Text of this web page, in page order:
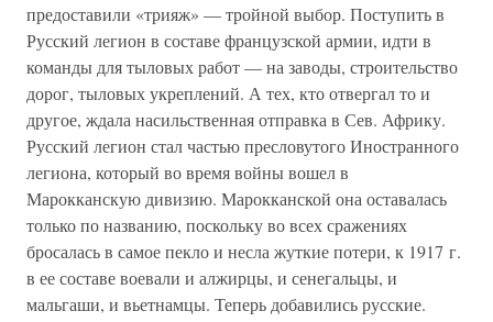
предоставили «трияж» — тройной выбор. Поступить в
Русский легион в составе французской армии, идти в
команды для тыловых работ — на заводы, строительство
дорог, тыловых укреплений. А тех, кто отвергал то и
другое, ждала насильственная отправка в Сев. Африку.
Русский легион стал частью пресловутого Иностранного
легиона, который во время войны вошел в
Марокканскую дивизию. Марокканской она оставалась
только по названию, поскольку во всех сражениях
бросалась в самое пекло и несла жуткие потери, к 1917 г.
в ее составе воевали и алжирцы, и сенегальцы, и
мальгаши, и вьетнамцы. Теперь добавились русские.